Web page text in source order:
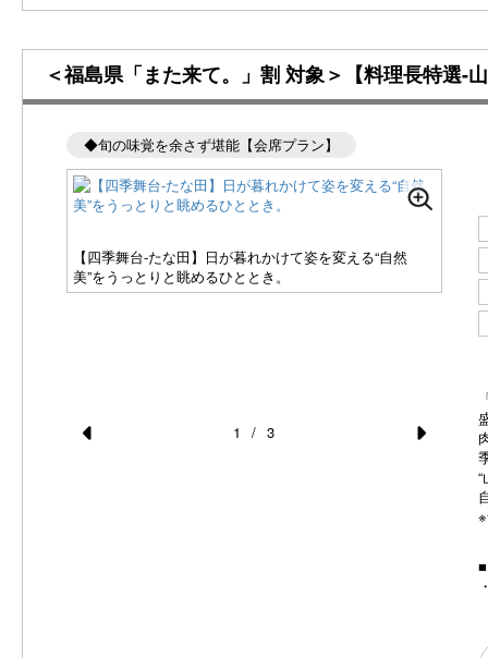
＜福島県「また来て。」割 対象＞【料理長特選
◆旬の味覚を余さず堪能【会席プラン】
【四季舞台-たな田】日が暮れかけて姿を変える“自然
美”をうっとりと眺めるひととき。
ッ
1 / 3